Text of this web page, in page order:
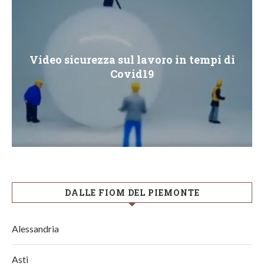
Video sicurezza sul lavoro in tempi di
Covid19
DALLE FIOM DEL PIEMONTE
Alessandria
Asti